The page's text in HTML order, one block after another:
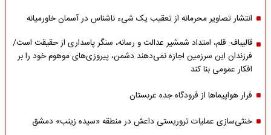
انتشار تصاویر محرمانه از تعقیب یک شیء ناشناس در آسمان خاورمیانه
قالیباف: قلم، امتداد شمشیر عدالت و رسانه، سنگر پاسداری از حقیقت است/
فرزندان این سرزمین اجازه نمی‌دهند دشمن، پیروزی‌های موهوم خود را بر
افکار عمومی بنا کند
فرار هواپیماها از فرودگاه جده عربستان
خنثی‌سازی عملیات تروریستی داعش در منطقه «سیده زینب» دمشق